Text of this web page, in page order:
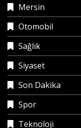
Mersin
Otomobil
Sağlık
Siyaset
Son Dakika
Spor
Teknoloji